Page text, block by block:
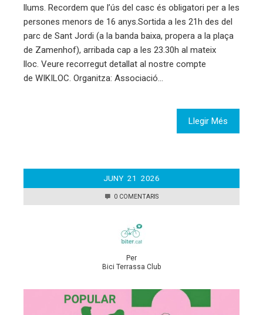
llums. Recordem que l’ús del casc és obligatori per a les
persones menors de 16 anys.Sortida a les 21h des del
parc de Sant Jordi (a la banda baixa, propera a la plaça
de Zamenhof), arribada cap a les 23.30h al mateix
lloc. Veure recorregut detallat al nostre compte
de WIKILOC. Organitza: Associació…
Llegir Més
JUNY 21 2026
0 COMENTARIS
Per
Bici Terrassa Club